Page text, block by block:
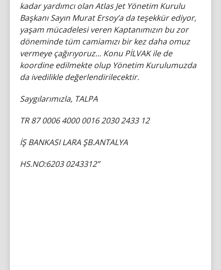
kadar yardımcı olan Atlas Jet Yönetim Kurulu
Başkanı Sayın Murat Ersoy’a da teşekkür ediyor,
yaşam mücadelesi veren Kaptanımızın bu zor
döneminde tüm camiamızı bir kez daha omuz
vermeye çağırıyoruz… Konu PİLVAK ile de
koordine edilmekte olup Yönetim Kurulumuzda
da ivedilikle değerlendirilecektir.
Saygılarımızla, TALPA
TR 87 0006 4000 0016 2030 2433 12
İŞ BANKASI LARA ŞB.ANTALYA
HS.NO:6203 0243312”